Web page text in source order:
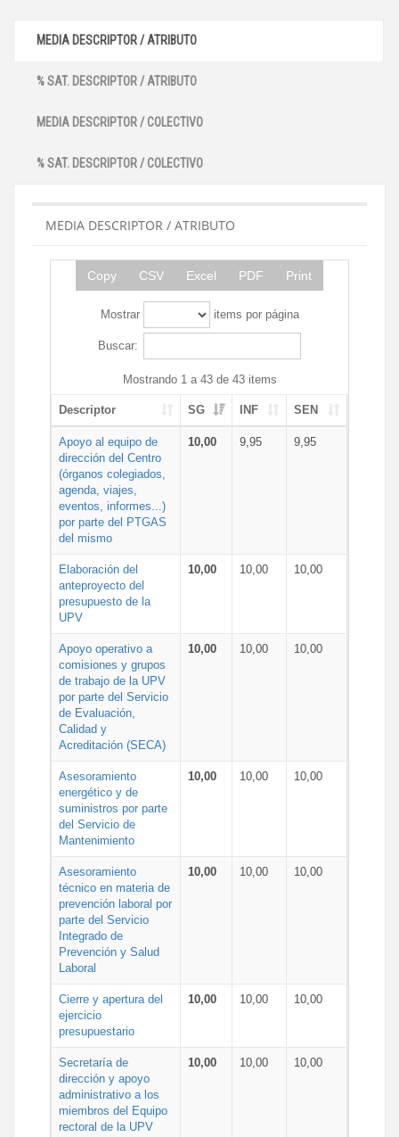
MEDIA DESCRIPTOR / ATRIBUTO
% SAT. DESCRIPTOR / ATRIBUTO
MEDIA DESCRIPTOR / COLECTIVO
% SAT. DESCRIPTOR / COLECTIVO
MEDIA DESCRIPTOR / ATRIBUTO
Copy CSV Excel PDF Print
Mostrar items por página
Buscar:
Mostrando 1 a 43 de 43 items
Descriptor SG INF SEN
Apoyo al equipo de
dirección del Centro
(órganos colegiados,
agenda, viajes,
eventos, informes...)
por parte del PTGAS
del mismo
10,00 9,95 9,95
Elaboración del
anteproyecto del
presupuesto de la
UPV
10,00 10,00 10,00
Apoyo operativo a
comisiones y grupos
de trabajo de la UPV
por parte del Servicio
de Evaluación,
Calidad y
Acreditación (SECA)
10,00 10,00 10,00
Asesoramiento
energético y de
suministros por parte
del Servicio de
Mantenimiento
10,00 10,00 10,00
Asesoramiento
técnico en materia de
prevención laboral por
parte del Servicio
Integrado de
Prevención y Salud
Laboral
10,00 10,00 10,00
Cierre y apertura del
ejercicio
presupuestario
10,00 10,00 10,00
Secretaría de
dirección y apoyo
administrativo a los
miembros del Equipo
rectoral de la UPV
10,00 10,00 10,00